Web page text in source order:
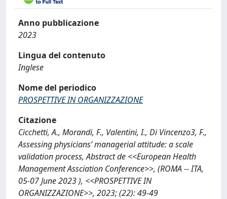
Anno pubblicazione
2023
Lingua del contenuto
Inglese
Nome del periodico
PROSPETTIVE IN ORGANIZZAZIONE
Citazione
Cicchetti, A., Morandi, F., Valentini, I., Di Vincenzo3, F.,
Assessing physicians’ managerial attitude: a scale
validation process, Abstract de <<European Health
Management Assciation Conference>>, (ROMA -- ITA,
05-07 June 2023 ), <<PROSPETTIVE IN
ORGANIZZAZIONE>>, 2023; (22): 49-49